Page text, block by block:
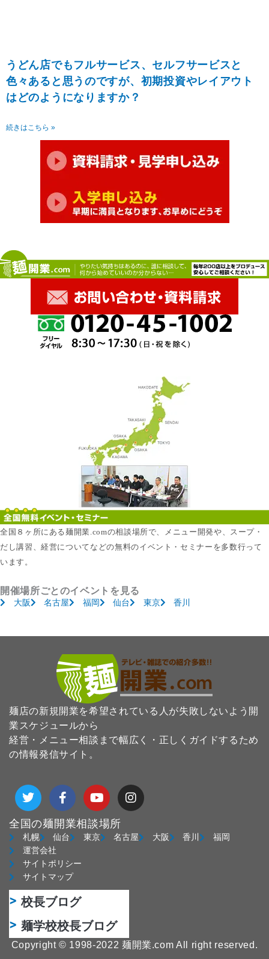
うどん店でもフルサービス、セルフサービスと
色々あると思うのですが、初期投資やレイアウト
はどのようになりますか？
続きはこちら »
全国８ヶ所にある麺開業.comの相談場所で、メニュー開発や、スープ・
だし講習、経営についてなどの無料のイベント・セミナーを多数行って
います。
開催場所ごとのイベントを見る
大阪 名古屋 福岡 仙台 東京 香川
麺店の新規開業を希望されている人が失敗しないよう開
業スケジュールから
経営・メニュー相談まで幅広く・正しくガイドするため
の情報発信サイト。
T
w
i
t
t
e
r
F
a
c
e
b
o
k
-
f
Y
o
u
t
u
b
I
n
s
a
g
全国の麺開業相談場所
札幌 仙台 東京 名古屋 大阪 香川
福岡
運営会社
サイトポリシー
サイトマップ
校長ブログ
麺学校校長ブログ
Copyright © 1998-2022 麺開業.com All right reserved.